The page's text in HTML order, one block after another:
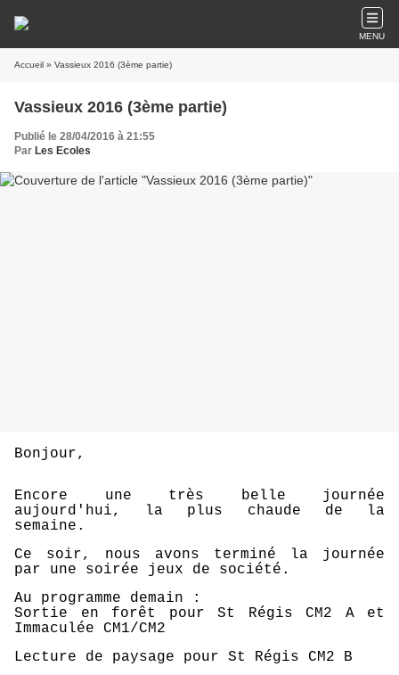
MENU
Accueil » Vassieux 2016 (3ème partie)
Vassieux 2016 (3ème partie)
Publié le 28/04/2016 à 21:55
Par Les Ecoles
Bonjour,
Encore une très belle journée
aujourd'hui, la plus chaude de la
semaine.
Ce soir, nous avons terminé la journée
par une soirée jeux de société.
Au programme demain :
Sortie en forêt pour St Régis CM2 A et
Immaculée CM1/CM2
Lecture de paysage pour St Régis CM2 B